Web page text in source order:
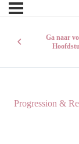
Ga naar
Progression &